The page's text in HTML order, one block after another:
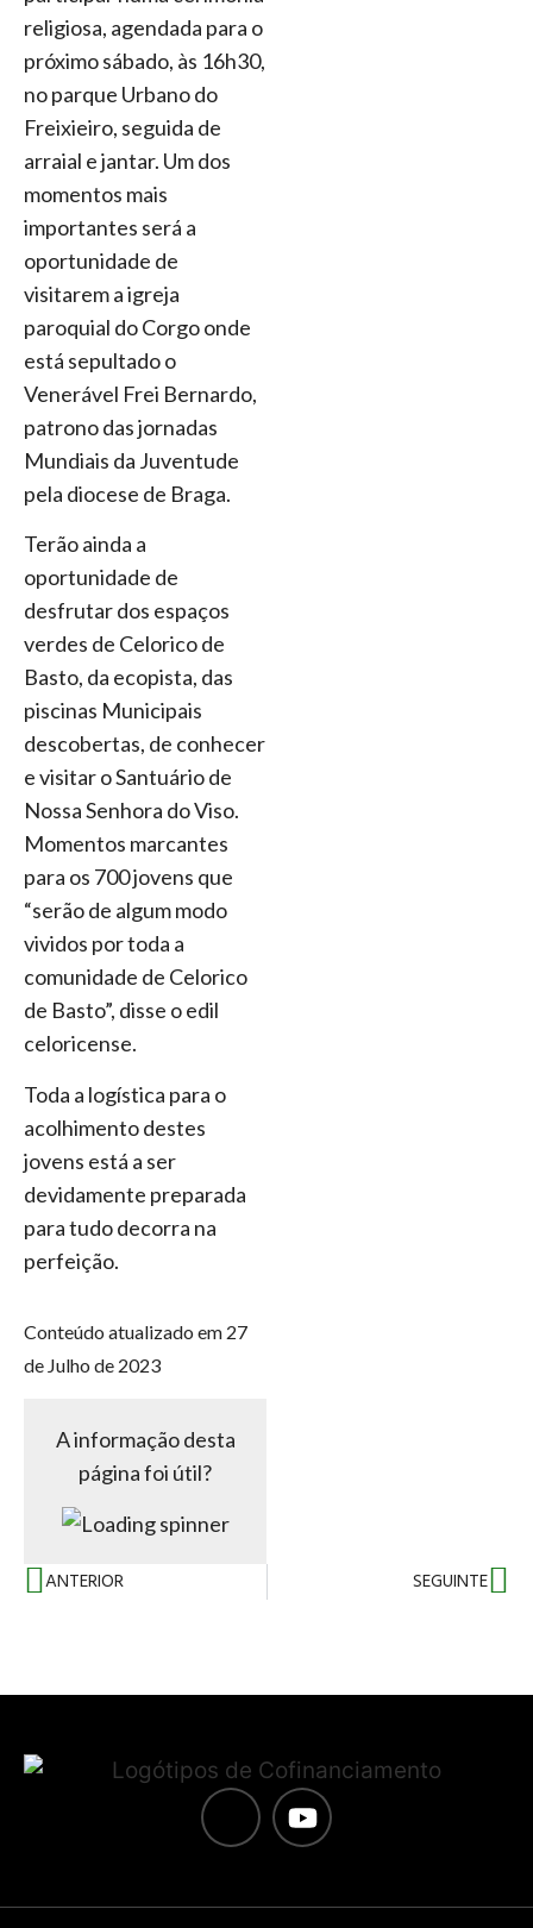
religiosa, agendada para o
próximo sábado, às 16h30,
no parque Urbano do
Freixieiro, seguida de
arraial e jantar. Um dos
momentos mais
importantes será a
oportunidade de
visitarem a igreja
paroquial do Corgo onde
está sepultado o
Venerável Frei Bernardo,
patrono das jornadas
Mundiais da Juventude
pela diocese de Braga.
Terão ainda a
oportunidade de
desfrutar dos espaços
verdes de Celorico de
Basto, da ecopista, das
piscinas Municipais
descobertas, de conhecer
e visitar o Santuário de
Nossa Senhora do Viso.
Momentos marcantes
para os 700 jovens que
“serão de algum modo
vividos por toda a
comunidade de Celorico
de Basto”, disse o edil
celoricense.
Toda a logística para o
acolhimento destes
jovens está a ser
devidamente preparada
para tudo decorra na
perfeição.
Conteúdo atualizado em 27
de Julho de 2023
A informação desta
página foi útil?
ANTERIOR SEGUINTE